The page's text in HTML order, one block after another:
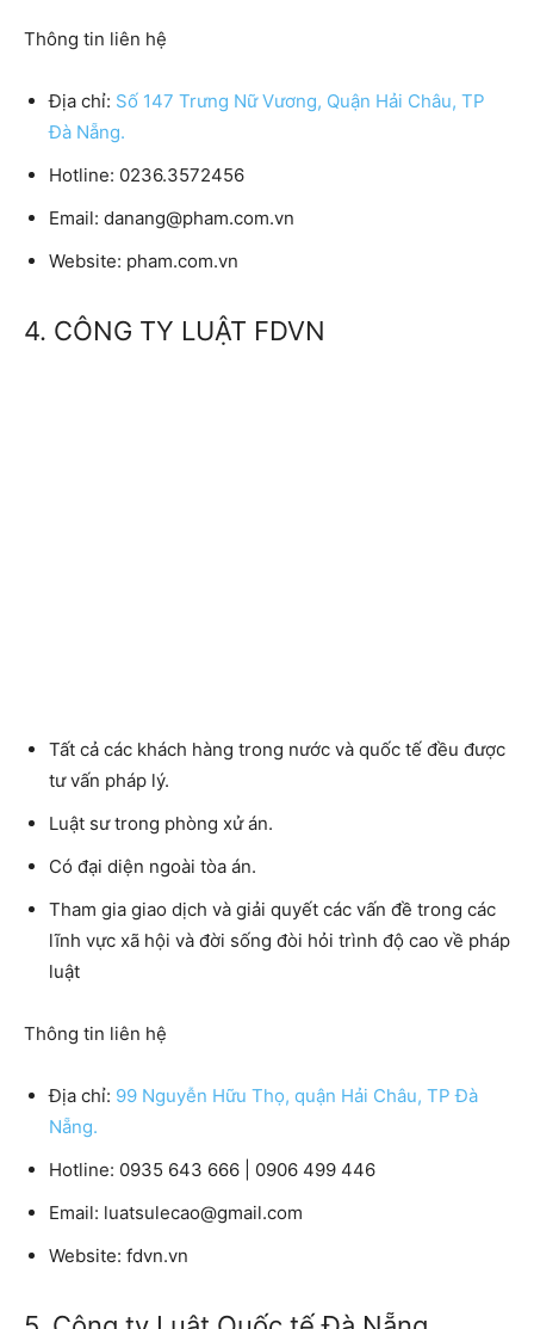
Thông tin liên hệ
Địa chỉ: Số 147 Trưng Nữ Vương, Quận Hải Châu, TP
Đà Nẵng.
Hotline: 0236.3572456
Email: danang@pham.com.vn
Website: pham.com.vn
4. CÔNG TY LUẬT FDVN
Tất cả các khách hàng trong nước và quốc tế đều được
tư vấn pháp lý.
Luật sư trong phòng xử án.
Có đại diện ngoài tòa án.
Tham gia giao dịch và giải quyết các vấn đề trong các
lĩnh vực xã hội và đời sống đòi hỏi trình độ cao về pháp
luật
Thông tin liên hệ
Địa chỉ: 99 Nguyễn Hữu Thọ, quận Hải Châu, TP Đà
Nẵng.
Hotline: 0935 643 666 | 0906 499 446
Email: luatsulecao@gmail.com
Website: fdvn.vn